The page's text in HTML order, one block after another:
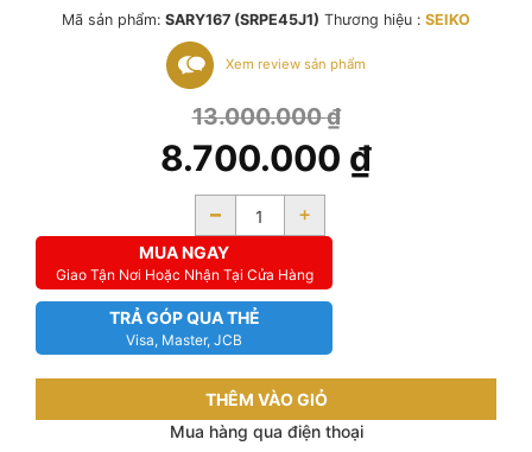
Mã sản phẩm: SARY167 (SRPE45J1) Thương hiệu : SEIKO
Xem review sản phẩm
13.000.000₫
8.700.000 ₫
- +
MUA NGAY
Giao Tận Nơi Hoặc Nhận Tại Cửa Hàng
TRẢ GÓP QUA THẺ
Visa, Master, JCB
THÊM VÀO GIỎ
Mua hàng qua điện thoại